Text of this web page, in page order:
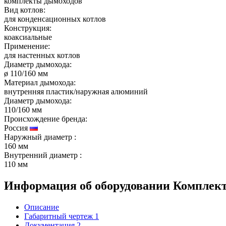
Вид котлов:
для конденсационных котлов
Конструкция:
коаксиальные
Применение:
для настенных котлов
Диаметр дымохода:
ø 110/160 мм
Материал дымохода:
внутренняя пластик/наружная алюминий
Диаметр дымохода:
110/160 мм
Происхождение бренда:
Россия
Наружный диаметр :
160 мм
Внутренний диаметр :
110 мм
Информация об оборудовании
Описание
Габаритный чертеж 1